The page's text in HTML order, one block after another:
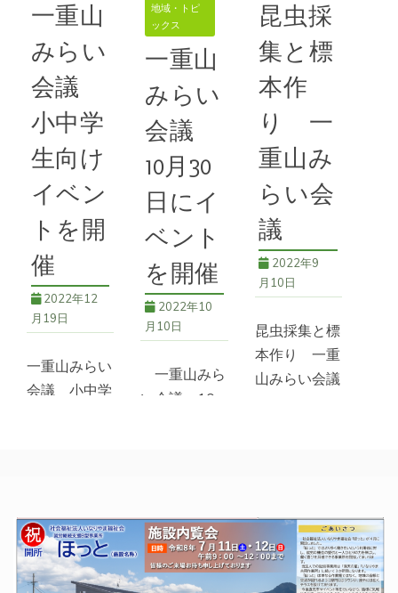
45号,イベン
ト,一重山みらい
会議
タ部の生徒ら
計17人が参
加した。今年
も不動尊下
続きを読む
44号 ,一重山
みらい会議
さんは「更埴
会」と「屋代
を語る会」に
続きを読む
39号, 一重山
みらい会議 ,山城
森将軍塚古墳,講
演
一重山
みらい
会議
小中学
生向け
イベン
トを開
催
2022年12
月19日
一重山みらい
会議 小中学
生を対象とし
た「屋代城に
隠された宝を
地域・トピ
ックス
一重山
みらい
会議
10月30
日にイ
ベント
を開催
2022年10
月10日
一重山みら
い会議 10
長野地域振興
局林務課普及
係の山本栄治
昆虫採
集と標
本作
り 一
重山み
らい会
議
2022年9
月10日
昆虫採集と標
本作り 一重
山みらい会議
開催した。朝
９時に一重山
不動尊下に集